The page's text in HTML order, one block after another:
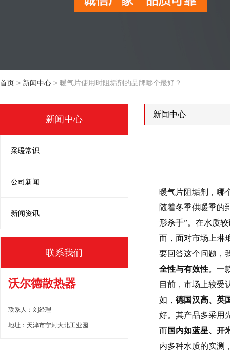
首页 > 新闻中心 > 暖气片使用时阻垢剂的品牌哪个最好？
新闻中心
采暖常识
公司新闻
新闻资讯
联系我们
沃尔德散热器
联系人：刘经理
地址：天津市宁河大北工业园
新闻中心
暖气片阻垢剂，哪
随着冬季供暖季的
形杀手”。在水质
而，面对市场上琳
要回答这个问题，
全性与有效性。一
目前，市场上较受
如， 德国汉高、英
好。其产品多采用
而国内如蓝星、开
内多种水质的实测